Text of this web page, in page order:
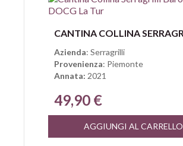
Anteprima
Azienda: Serragrilli
Provenienza: Piemonte
Annata: 2021
49,90 €
AGGIUNGI AL CARRELLO